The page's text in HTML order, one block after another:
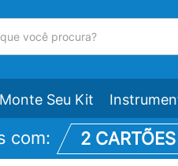
Monte Seu Kit
com: 2